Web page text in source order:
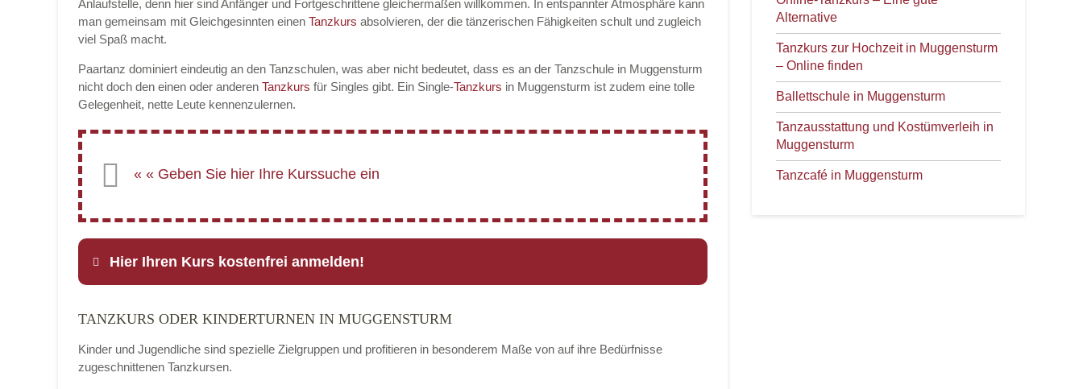
Anlaufstelle, denn hier sind Anfänger und Fortgeschrittene gleichermaßen willkommen. In entspannter Atmosphäre kann
man gemeinsam mit Gleichgesinnten einen Tanzkurs absolvieren, der die tänzerischen Fähigkeiten schult und zugleich
viel Spaß macht.
Paartanz dominiert eindeutig an den Tanzschulen, was aber nicht bedeutet, dass es an der Tanzschule in Muggensturm
nicht doch den einen oder anderen Tanzkurs für Singles gibt. Ein Single-Tanzkurs in Muggensturm ist zudem eine tolle
Gelegenheit, nette Leute kennenzulernen.
Hier Ihren Kurs kostenfrei anmelden!
TANZKURS ODER KINDERTURNEN IN MUGGENSTURM
Kinder und Jugendliche sind spezielle Zielgruppen und profitieren in besonderem Maße von auf ihre Bedürfnisse
zugeschnittenen Tanzkursen.
Alternative
Tanzkurs zur Hochzeit in Muggensturm
– Online finden
Ballettschule in Muggensturm
Tanzausstattung und Kostümverleih in
Muggensturm
Tanzcafé in Muggensturm